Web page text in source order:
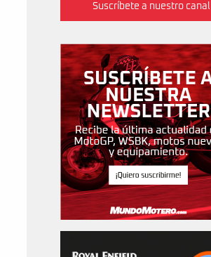
Suscríbete a nuestro canal